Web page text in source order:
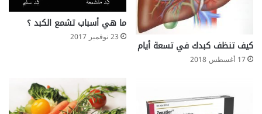
ل
ع
كيف تنظف كبدك في تسعة أيام
17 أغسطس 2018
ما هي أسباب تشمع الكبد ؟
23 نوفمبر 2017